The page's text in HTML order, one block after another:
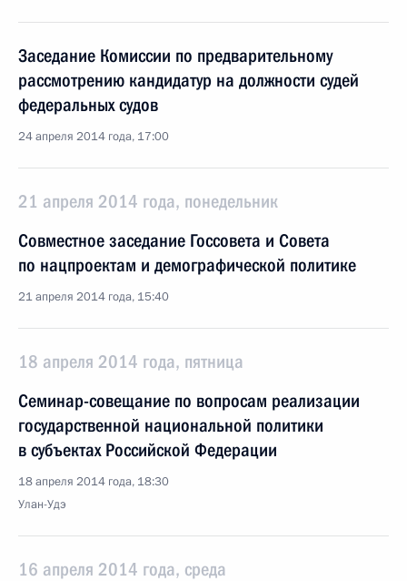
Заседание Комиссии по предварительному
рассмотрению кандидатур на должности судей
федеральных судов
24 апреля 2014 года, 17:00
21 апреля 2014 года, понедельник
Совместное заседание Госсовета и Совета
по нацпроектам и демографической политике
21 апреля 2014 года, 15:40
18 апреля 2014 года, пятница
Семинар-совещание по вопросам реализации
государственной национальной политики
в субъектах Российской Федерации
18 апреля 2014 года, 18:30
Улан-Удэ
16 апреля 2014 года, среда